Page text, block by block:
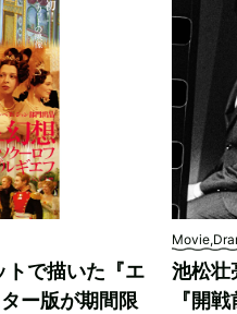
で描いた『エ
ー版が期間限
池松壮
『開